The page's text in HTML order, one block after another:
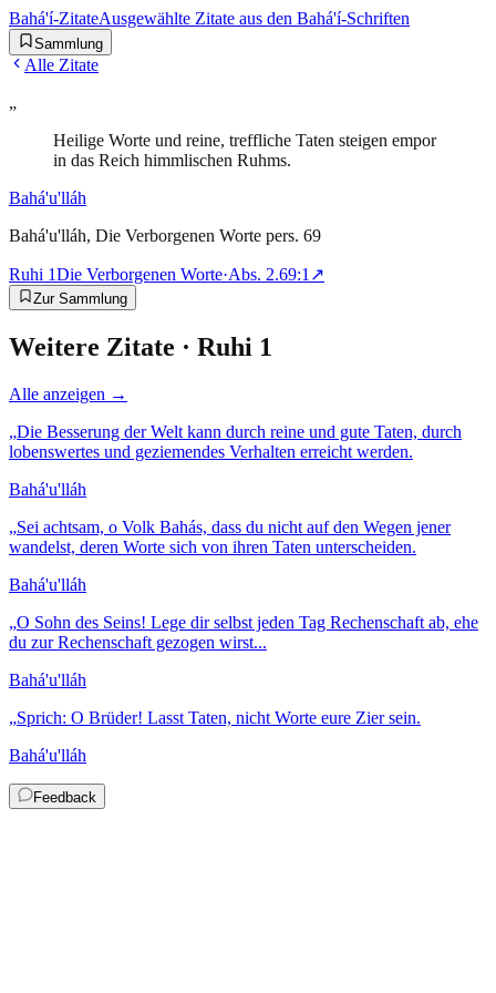
Bahá'í-ZitateAusgewählte Zitate aus den Bahá'í-Schriften
Sammlung
Alle Zitate
„
Heilige Worte und reine, treffliche Taten steigen empor
in das Reich himmlischen Ruhms.
Bahá'u'lláh
Bahá'u'lláh, Die Verborgenen Worte pers. 69
Ruhi 1Die Verborgenen Worte·Abs. 2.69:1 ↗
Zur Sammlung
Weitere Zitate · Ruhi 1
Alle anzeigen →
„Die Besserung der Welt kann durch reine und gute Taten, durch
lobenswertes und geziemendes Verhalten erreicht werden.
Bahá'u'lláh
„Sei achtsam, o Volk Bahás, dass du nicht auf den Wegen jener
wandelst, deren Worte sich von ihren Taten unterscheiden.
Bahá'u'lláh
„O Sohn des Seins! Lege dir selbst jeden Tag Rechenschaft ab, ehe
du zur Rechenschaft gezogen wirst...
Bahá'u'lláh
„Sprich: O Brüder! Lasst Taten, nicht Worte eure Zier sein.
Bahá'u'lláh
Feedback